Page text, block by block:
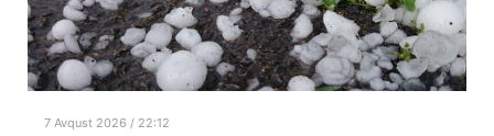
7 Avqust 2026 / 22:12